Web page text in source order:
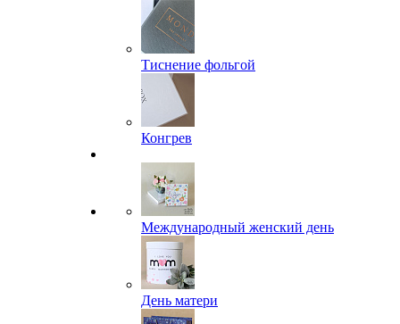
Тиснение фольгой
Конгрев
Международный женский день
День матери